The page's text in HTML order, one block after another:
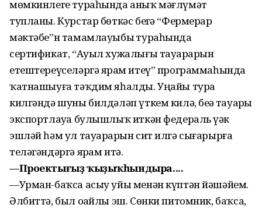
мөмкинлеге тураһында аныҡ мәғлүмәт
тупланы. Курстар бөткәс беҙгә “Фермерҙар
мәктәбе”н тамамлауыбыҙ тураһында
сертификат, “Ауыл хужалығы тауарҙарын
етештереүселәргә ярҙам итеү” программаһында
ҡатнашыуға тәҡдим яһалды. Уңайы тура
килгәндә шуны билдәләп үткем килә, беҙҙә тауарҙы
экспортлауҙа булышлыҡ иткән федераль үҙәк
эшләй һәм ул тауарҙарын сит илгә сығарырға
теләгәндәргә ярҙам итә.
—Проектығыҙ ҡыҙыҡһындыра....
—Урман-баҡса асыу уйы менән күптән йәшәйем.
Әлбиттә, был оҙайлы эш. Сөнки питомник, баҡса,